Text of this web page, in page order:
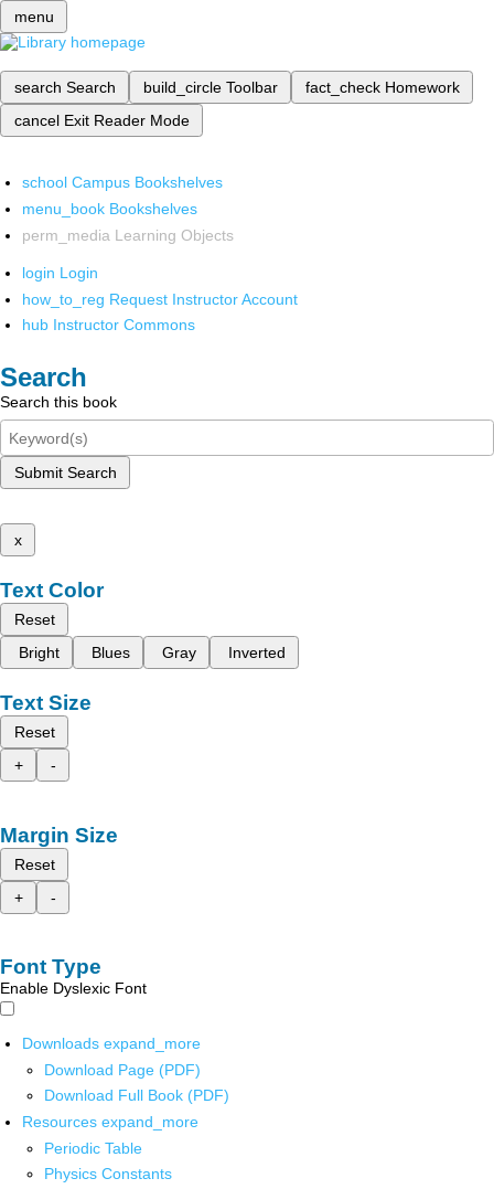
menu
search Search build_circle Toolbar fact_check Homework
cancel Exit Reader Mode
school Campus Bookshelves
menu_book Bookshelves
perm_media Learning Objects
login Login
how_to_reg Request Instructor Account
hub Instructor Commons
Search
Search this book
Submit Search
x
Text Color
Reset
Bright
Blues Gray Inverted
Text Size
Reset
+
-
Margin Size
Reset
+
-
Font Type
Enable Dyslexic Font
Downloads expand_more
Download Page (PDF)
Download Full Book (PDF)
Resources expand_more
Periodic Table
Physics Constants